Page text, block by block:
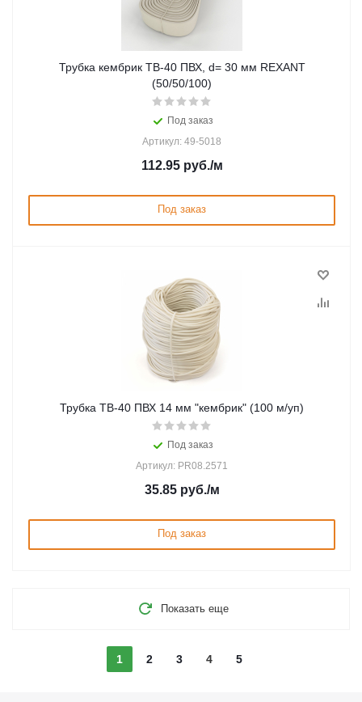
Трубка кембрик ТВ-40 ПВХ, d= 30 мм REXANT
(50/50/100)
Под заказ
Артикул: 49-5018
112.95руб./м
Под заказ
Трубка ТВ-40 ПВХ 14 мм "кембрик" (100 м/уп)
Под заказ
Артикул: PR08.2571
35.85руб./м
Под заказ
Показать еще
1 2 3 4 5